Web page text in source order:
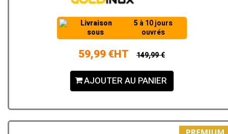
Livraison
sous
5 à 10 jours
ouvrés
59,99 €HT 149,99 €
AJOUTER AU PANIER